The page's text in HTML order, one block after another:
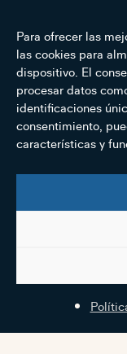
Para ofrecer las
las cookies para
dispositivo. El
procesar datos
identificaciones
consentimiento,
características y